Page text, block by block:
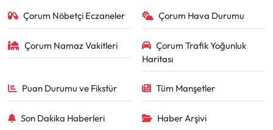
Çorum Nöbetçi Eczaneler Çorum Hava Durumu
Çorum Namaz Vakitleri
Çorum Trafik Yoğunluk
Haritası
Puan Durumu ve Fikstür Tüm Manşetler
Son Dakika Haberleri Haber Arşivi